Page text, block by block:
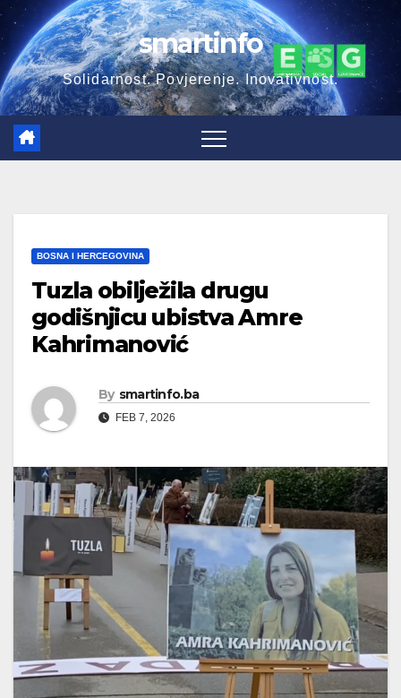
Skip
to
content
smartinfo
Solidarnost. Povjerenje. Inovativnost.
BOSNA I HERCEGOVINA
Tuzla obilježila drugu
godišnjicu ubistva Amre
Kahrimanović
By smartinfo.ba
FEB 7, 2026